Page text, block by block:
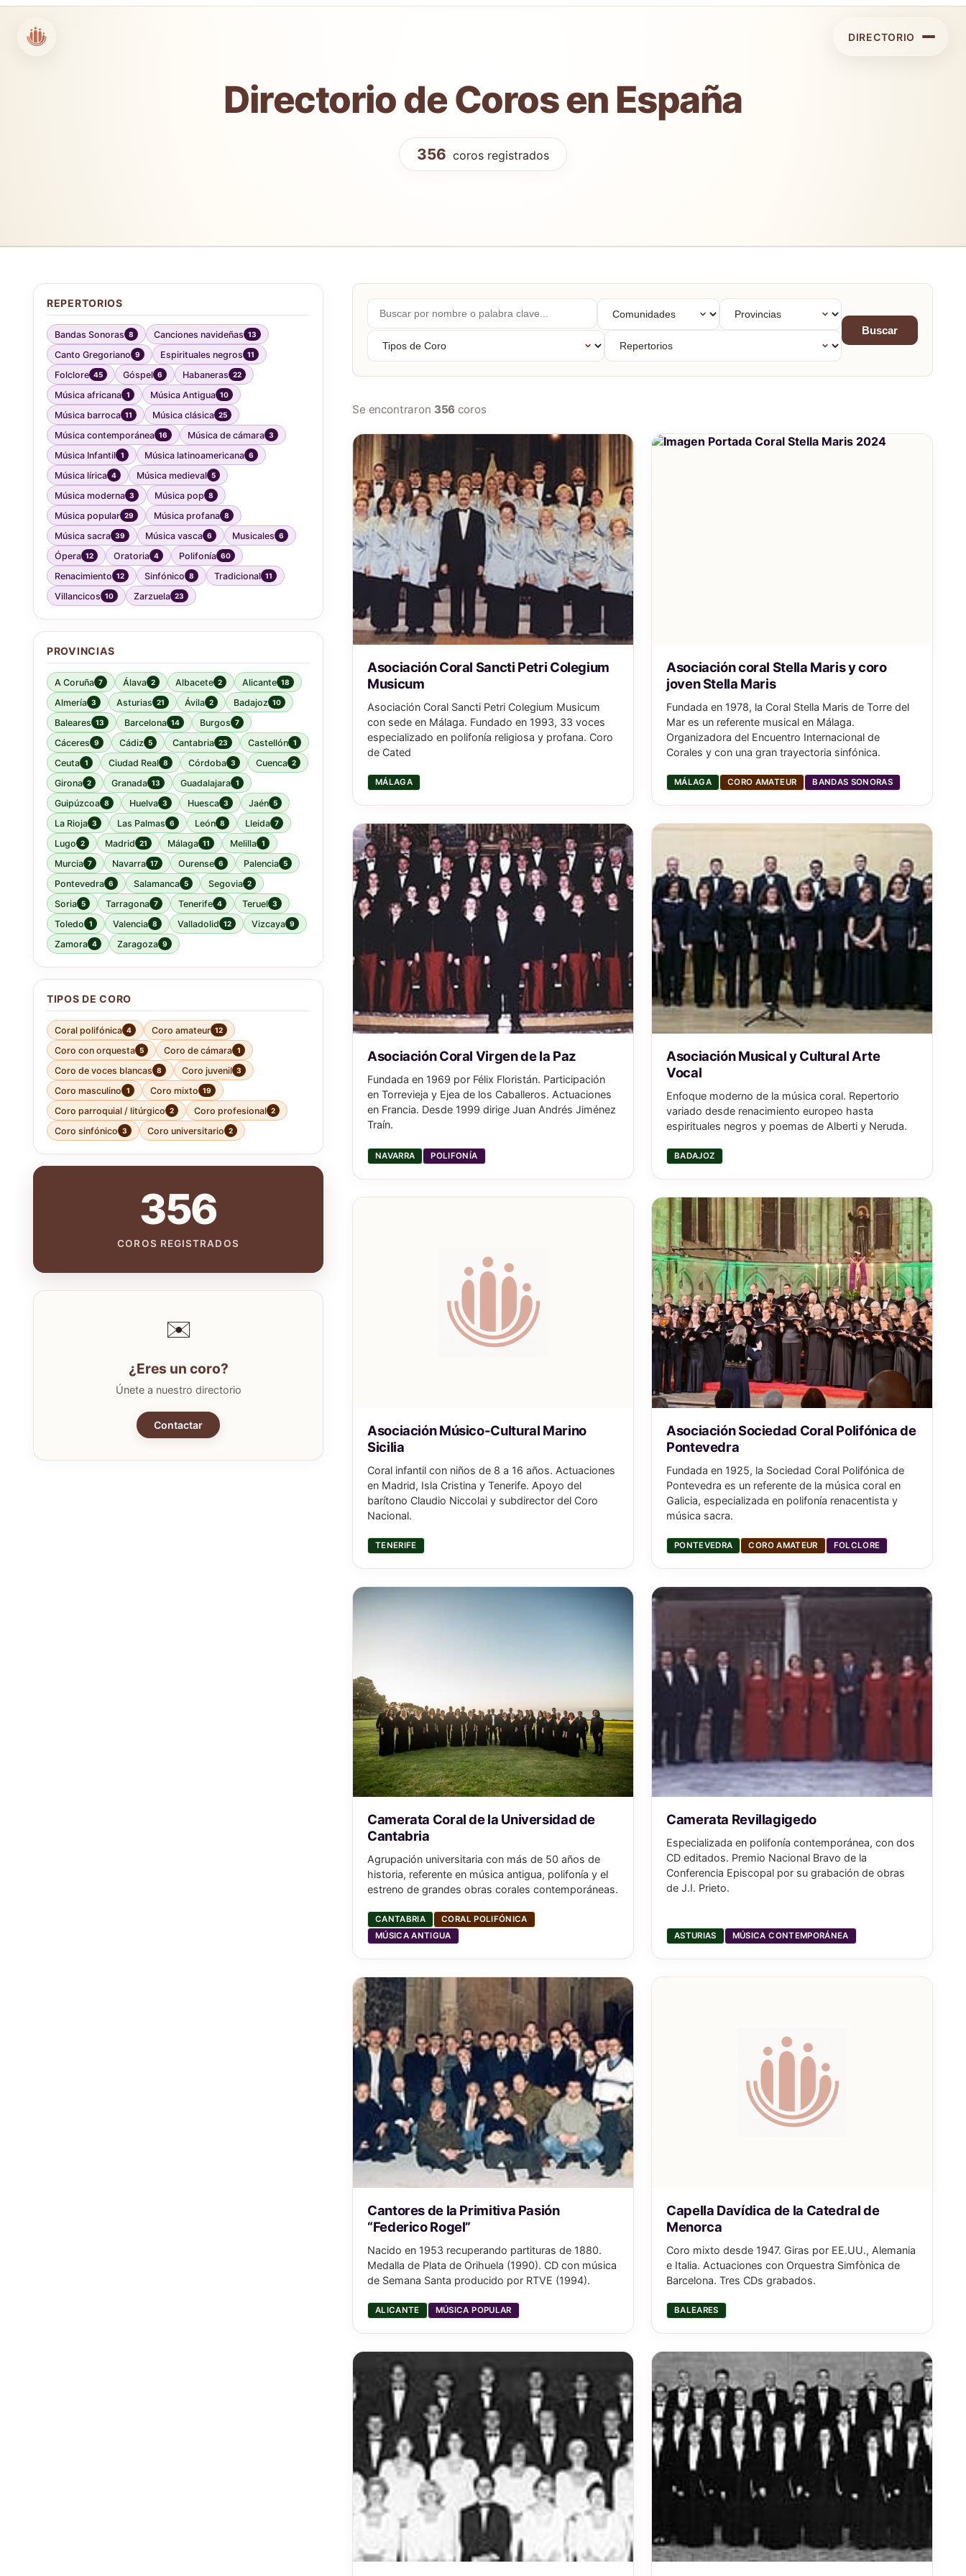
Directorio de Coros en España
356 coros registrados
REPERTORIOS
Bandas Sonoras 8 Canciones navideñas 13
Canto Gregoriano 9 Espirituales negros 11
Folclore 45 Góspel 6 Habaneras 22
Música africana 1 Música Antigua 10
Música barroca 11 Música clásica 25
Música contemporánea 16 Música de cámara 3
Música Infantil 1 Música latinoamericana 6
Música lírica 4 Música medieval 5
Música moderna 3 Música pop 8
Música popular 29 Música profana 8
Música sacra 39 Música vasca 6 Musicales 6
Ópera 12 Oratoria 4 Polifonía 60
Renacimiento 12 Sinfónico 8 Tradicional 11
Villancicos 10 Zarzuela 23
PROVINCIAS
A Coruña 7 Álava 2 Albacete 2 Alicante 18
Almería 3 Asturias 21 Ávila 2 Badajoz 10
Baleares 13 Barcelona 14 Burgos 7
Cáceres 9 Cádiz 5 Cantabria 23 Castellón 1
Ceuta 1 Ciudad Real 8 Córdoba 3 Cuenca 2
Girona 2 Granada 13 Guadalajara 1
Guipúzcoa 8 Huelva 3 Huesca 3 Jaén 5
La Rioja 3 Las Palmas 6 León 8 Lleida 7
Lugo 2 Madrid 21 Málaga 11 Melilla 1
Murcia 7 Navarra 17 Ourense 6 Palencia 5
Pontevedra 6 Salamanca 5 Segovia 2
Soria 5 Tarragona 7 Tenerife 4 Teruel 3
Toledo 1 Valencia 8 Valladolid 12 Vizcaya 9
Zamora 4 Zaragoza 9
TIPOS DE CORO
Coral polifónica 4 Coro amateur 12
Coro con orquesta 5 Coro de cámara 1
Coro de voces blancas 8 Coro juvenil 3
Coro masculino 1 Coro mixto 19
Coro parroquial / litúrgico 2 Coro profesional 2
Coro sinfónico 3 Coro universitario 2
356
COROS REGISTRADOS
✉️
¿Eres un coro?
Únete a nuestro directorio
Contactar
Buscar
por
nombre...
Comunidades
Autónomas
Provincias
Tipos
Coro
Repertorios Buscar
Se encontraron 356 coros
Asociación Coral Sancti Petri Colegium
Musicum
Asociación Coral Sancti Petri Colegium Musicum
con sede en Málaga. Fundado en 1993, 33 voces
especializado en polifonía religiosa y profana. Coro
de Cated
MÁLAGA
Asociación coral Stella Maris y coro
joven Stella Maris
Fundada en 1978, la Coral Stella Maris de Torre del
Mar es un referente musical en Málaga.
Organizadora del Encuentro Internacional de
Corales y con una gran trayectoria sinfónica.
MÁLAGA CORO AMATEUR BANDAS SONORAS
Asociación Coral Virgen de la Paz
Fundada en 1969 por Félix Floristán. Participación
en Torrevieja y Ejea de los Caballeros. Actuaciones
en Francia. Desde 1999 dirige Juan Andrés Jiménez
Traín.
NAVARRA POLIFONÍA
Asociación Musical y Cultural Arte
Vocal
Enfoque moderno de la música coral. Repertorio
variado desde renacimiento europeo hasta
espirituales negros y poemas de Alberti y Neruda.
BADAJOZ
Asociación Músico-Cultural Marino
Sicilia
Coral infantil con niños de 8 a 16 años. Actuaciones
en Madrid, Isla Cristina y Tenerife. Apoyo del
barítono Claudio Niccolai y subdirector del Coro
Nacional.
TENERIFE
Asociación Sociedad Coral Polifónica de
Pontevedra
Fundada en 1925, la Sociedad Coral Polifónica de
Pontevedra es un referente de la música coral en
Galicia, especializada en polifonía renacentista y
música sacra.
PONTEVEDRA CORO AMATEUR FOLCLORE
Camerata Coral de la Universidad de
Cantabria
Agrupación universitaria con más de 50 años de
historia, referente en música antigua, polifonía y el
estreno de grandes obras corales contemporáneas.
CANTABRIA
CORAL POLIFÓNICA
MÚSICA ANTIGUA
Camerata Revillagigedo
Especializada en polifonía contemporánea, con dos
CD editados. Premio Nacional Bravo de la
Conferencia Episcopal por su grabación de obras
de J.I. Prieto.
ASTURIAS MÚSICA CONTEMPORÁNEA
Cantores de la Primitiva Pasión
“Federico Rogel”
Nacido en 1953 recuperando partituras de 1880.
Medalla de Plata de Orihuela (1990). CD con música
de Semana Santa producido por RTVE (1994).
ALICANTE MÚSICA POPULAR
Capella Davídica de la Catedral de
Menorca
Coro mixto desde 1947. Giras por EE.UU., Alemania
e Italia. Actuaciones con Orquestra Simfònica de
Barcelona. Tres CDs grabados.
BALEARES
DIRECTORIO